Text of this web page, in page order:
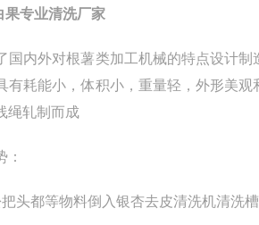
果专业清洗厂家
国内外对根薯类加工机械的特点设计
有耗能小，体积小，重量轻，外形美
绳轧制而成
头都等物料倒入 银杏去皮清洗机清洗槽